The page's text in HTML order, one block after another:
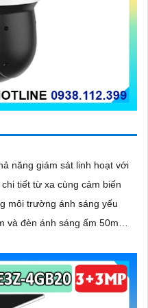
năng giám sát linh hoạt với
tiết từ xa cùng cảm biến
môi trường ánh sáng yếu
và đèn ánh sáng ấm 50m
ổn định